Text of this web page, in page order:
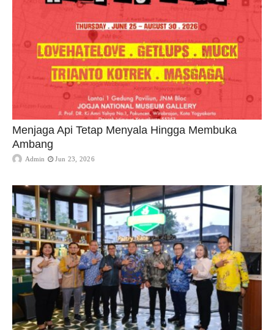
Menjaga Api Tetap Menyala Hingga Membuka
Ambang
Admin Jun 23, 2026